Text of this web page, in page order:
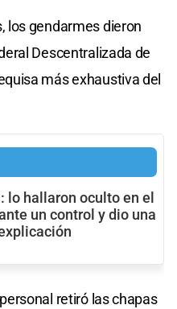
los gendarmes dieron
Descentralizada de
más exhaustiva del
lo hallaron oculto en el
un control y dio una
retiró las chapas